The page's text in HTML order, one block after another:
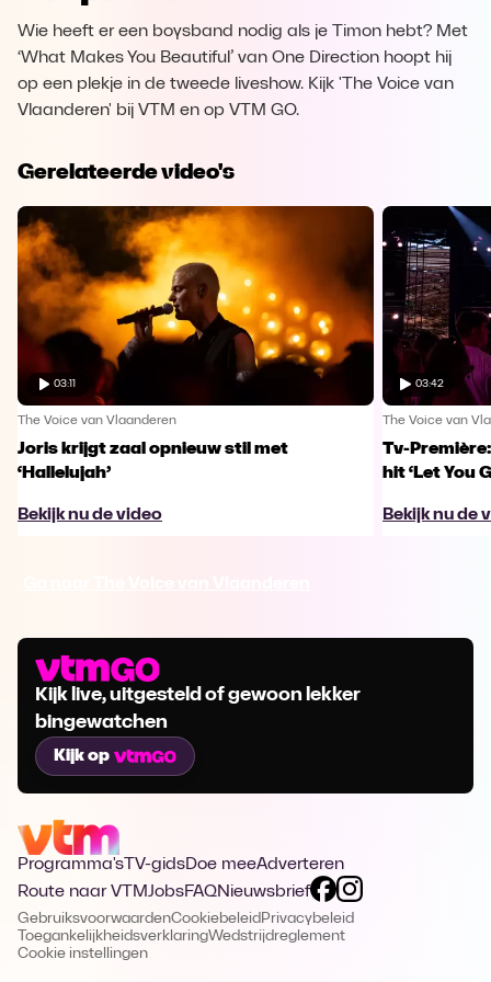
Wie heeft er een boysband nodig als je Timon hebt? Met
‘What Makes You Beautiful’ van One Direction hoopt hij
op een plekje in de tweede liveshow. Kijk 'The Voice van
Vlaanderen' bij VTM en op VTM GO.
Gerelateerde video's
03:11
The Voice van Vlaanderen
Joris krijgt zaal opnieuw stil met
‘Hallelujah’
Bekijk nu de video
03:42
The Voice van
Tv-
hit ‘Let You
Bekijk nu de
Kijk live, uitgesteld of gewoon lekker
bingewatchen
Kijk op
Programma's TV-gidsDoe meeAdverteren
Route naar VTMJobsFAQNieuwsbrief
GebruiksvoorwaardenCookiebeleid Privacybeleid
ToegankelijkheidsverklaringWedstrijdreglement
Cookie instellingen